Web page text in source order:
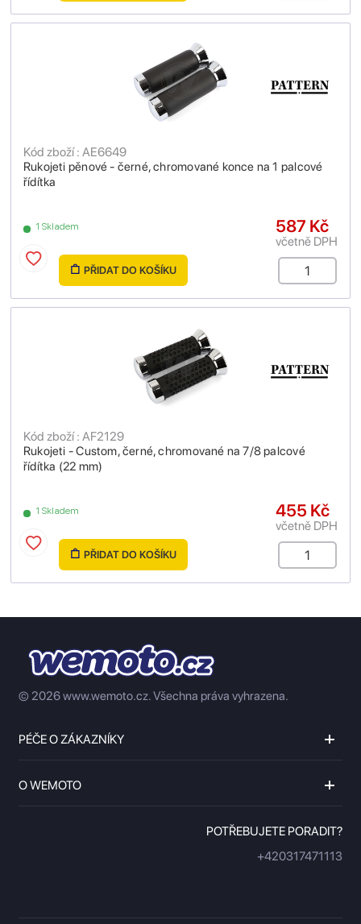
Rukojeti pěnové - černé, chromované konce na 1 palcové
řídítka
Kód zboží : AE6649
1 Skladem 587 Kč
včetně DPH
PŘIDAT DO KOŠÍKU
Rukojeti - Custom, černé, chromované na 7/8 palcové
řídítka (22 mm)
Kód zboží : AF2129
1 Skladem 455 Kč
včetně DPH
PŘIDAT DO KOŠÍKU
© 2026 www.wemoto.cz.Všechna práva vyhrazena.
PÉČE O ZÁKAZNÍKY
O WEMOTO
POTŘEBUJETE PORADIT?
+420317471113